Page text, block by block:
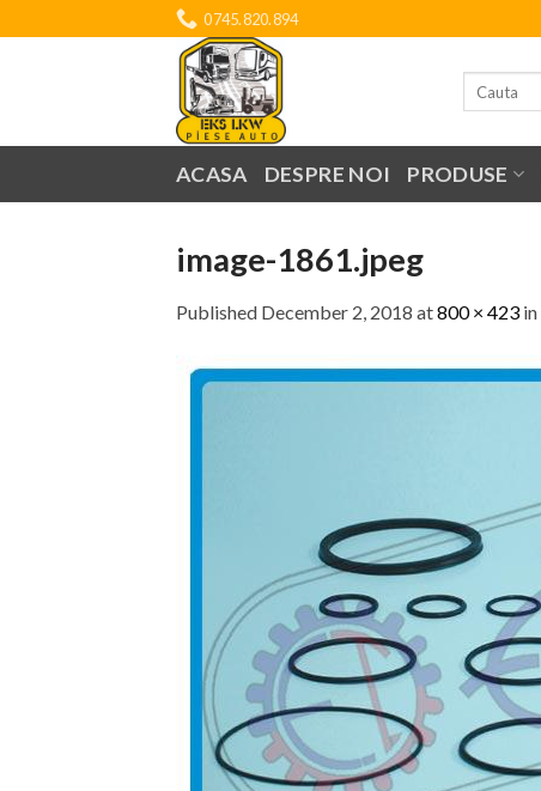
to
0745.820.894
ACASA DESPRE NOI PRODUSE
image-1861.jpeg
Published December 2, 2018 at800 × 423 in